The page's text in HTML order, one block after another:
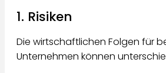
1. Risiken
Die wirtschaftlichen Folgen für
Unternehmen können